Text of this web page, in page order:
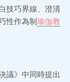
技巧界線、澄清
性作為制瑜伽教
議》中同時提出